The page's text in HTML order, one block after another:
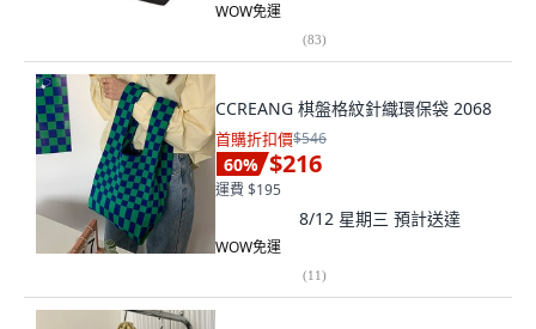
WOW免運
(83)
CCREANG 棋盤格紋針織環保袋 2068
首購折扣價$546
60% $216
運費 $195
8/12 星期三 預計送達
WOW免運
(11)